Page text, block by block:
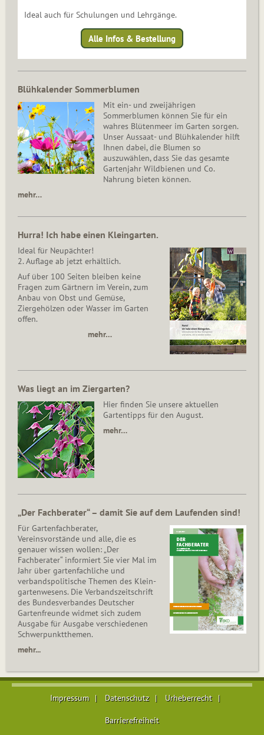
Ideal auch für Schulungen und Lehrgänge.
Alle Infos & Bestellung
Blühkalender Sommerblumen
Mit ein- und zweijährigen
Sommerblumen können Sie für ein
wahres Blütenmeer im Garten sorgen.
Unser Aussaat- und Blühkalender hilft
Ihnen dabei, die Blumen so
auszuwählen, dass Sie das gesamte
Gartenjahr Wildbienen und Co.
Nahrung bieten können.
mehr…
Hurra! Ich habe einen Kleingarten.
Ideal für Neupächter!
2. Auflage ab jetzt erhältlich.
Auf über 100 Seiten bleiben keine
Fragen zum Gärtnern im Verein, zum
Anbau von Obst und Gemüse,
Ziergehölzen oder Wasser im Garten
offen.
mehr…
Was liegt an im Ziergarten?
Hier finden Sie unsere aktuellen
Gartentipps für den August.
mehr…
„Der Fachberater“ – damit Sie auf dem Laufenden sind!
Für Gartenfachberater,
Vereinsvorstände und alle, die es
genauer wissen wollen: „Der
Fachberater“ informiert Sie vier Mal im
Jahr über gartenfachliche und
verbandspolitische Themen des Klein­
gar­ten­wesens. Die Ver­bands­zeit­schrift
des Bun­des­ver­ban­des Deutscher
Gartenfreunde widmet sich zudem
Ausgabe für Ausgabe verschiedenen
Schwer­punkt­the­men.
mehr...
Impressum Datenschutz Urheberrecht
Barrierefreiheit